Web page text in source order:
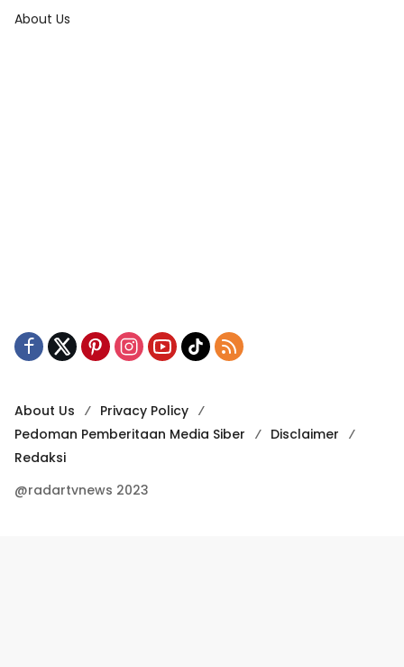
About Us
About Us
Privacy Policy
Pedoman Pemberitaan Media Siber
Disclaimer
Redaksi
@radartvnews 2023